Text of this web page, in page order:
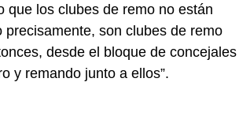
que los clubes de remo no están
son clubes de remo
desde el bloque de concejales
y remando junto a ellos”.